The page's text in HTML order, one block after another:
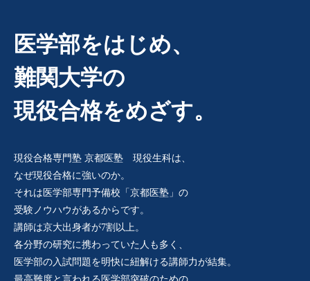
医学部をはじめ、
難関大学の
現役合格をめざす。
現役合格専門塾 京都医塾 現役生科は、
なぜ現役合格に強いのか。
それは医学部専門予備校「京都医塾」の
受験ノウハウがあるからです。
講師は京大出身者が7割以上。
各分野の研究に携わっていた人も多く、
医学部の入試問題を明快に紐解ける講師力が結集。